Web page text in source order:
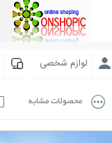
لوازم شخصی
محصولات مشابه